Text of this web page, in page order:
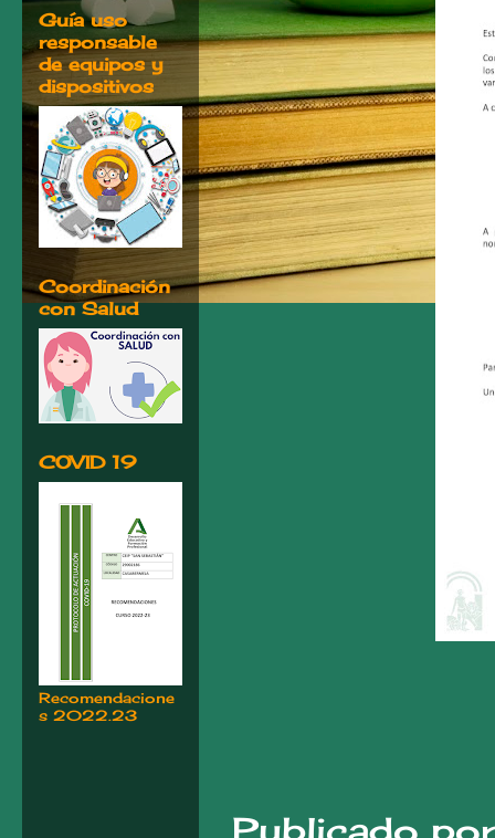
Guía uso
responsable
de equipos y
dispositivos
Coordinación
con Salud
COVID 19
Recomendacione
s 2022.23